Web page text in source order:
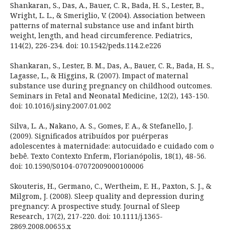
Shankaran, S., Das, A., Bauer, C. R., Bada, H. S., Lester, B.,
Wright, L. L., & Smeriglio, V. (2004). Association between
patterns of maternal substance use and infant birth
weight, length, and head circumference. Pediatrics,
114(2), 226-234. doi: 10.1542/peds.114.2.e226
Shankaran, S., Lester, B. M., Das, A., Bauer, C. R., Bada, H. S.,
Lagasse, L., & Higgins, R. (2007). Impact of maternal
substance use during pregnancy on childhood outcomes.
Seminars in Fetal and Neonatal Medicine, 12(2), 143-150.
doi: 10.1016/j.siny.2007.01.002
Silva, L. A., Nakano, A. S., Gomes, F. A., & Stefanello, J.
(2009). Significados atribuídos por puérperas
adolescentes à maternidade: autocuidado e cuidado com o
bebê. Texto Contexto Enferm, Florianópolis, 18(1), 48-56.
doi: 10.1590/S0104-07072009000100006
Skouteris, H., Germano, C., Wertheim, E. H., Paxton, S. J., &
Milgrom, J. (2008). Sleep quality and depression during
pregnancy: A prospective study. Journal of Sleep
Research, 17(2), 217-220. doi: 10.1111/j.1365-
2869.2008.00655.x